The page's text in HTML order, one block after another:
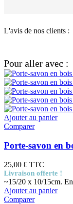
L'avis de nos clients :
Pour aller avec :
Ajouter au panier
Comparer
Porte-savon en
25,00 € TTC
Livraison offerte !
~15/20 x 10/15cm.
Ajouter au panier
Comparer